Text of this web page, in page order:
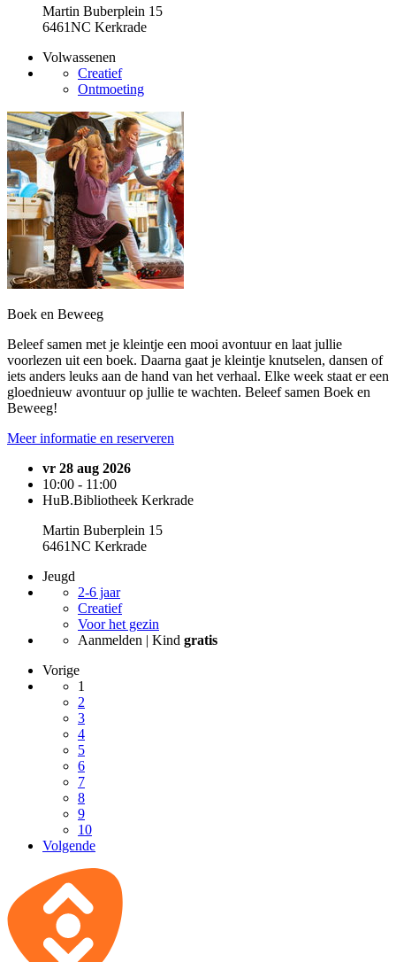
Martin Buberplein 15
6461NC Kerkrade
Volwassenen
Creatief
Ontmoeting
Boek en Beweeg
Beleef samen met je kleintje een mooi avontuur en laat jullie
voorlezen uit een boek. Daarna gaat je kleintje knutselen, dansen of
iets anders leuks aan de hand van het verhaal. Elke week staat er een
gloednieuw avontuur op jullie te wachten. Beleef samen Boek en
Beweeg!
Meer informatie en reserveren
vr 28 aug 2026
10:00 - 11:00
HuB.Bibliotheek Kerkrade
Martin Buberplein 15
6461NC Kerkrade
Jeugd
2-6 jaar
Creatief
Voor het gezin
Aanmelden | Kind gratis
Vorige
1
2
3
4
5
6
7
8
9
10
Volgende